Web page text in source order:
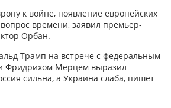
к войне, появление европейских
времени, заявил премьер-
Орбан.
Трамп на встрече с федеральным
Фридрихом Мерцем выразил
сильна, а Украина слаба, пишет